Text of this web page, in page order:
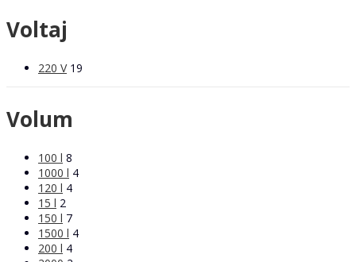
Voltaj
220 V 19
Volum
100 l 8
1000 l 4
120 l 4
15 l 2
150 l 7
1500 l 4
200 l 4